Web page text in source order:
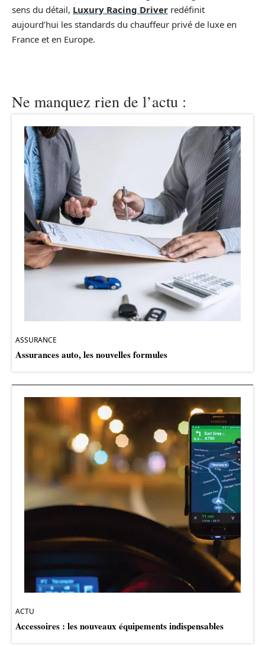
sens du détail, Luxury Racing Driver redéfinit
aujourd’hui les standards du chauffeur privé de luxe en
France et en Europe.
Ne manquez rien de l’actu :
ASSURANCE
Assurances auto, les nouvelles formules
ACTU
Accessoires : les nouveaux équipements indispensables